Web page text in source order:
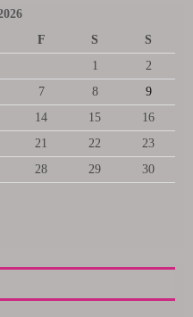
F S
S
1
2
7 8
9
14 15
16
21 22
23
28 29
30